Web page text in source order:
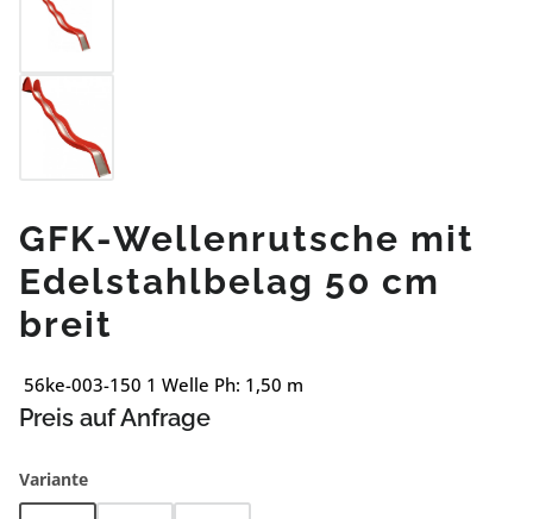
GFK-Wellenrutsche mit
Edelstahlbelag 50 cm
breit
56ke-003-150 1 Welle Ph: 1,50 m
Preis auf Anfrage
Varianteauswählen